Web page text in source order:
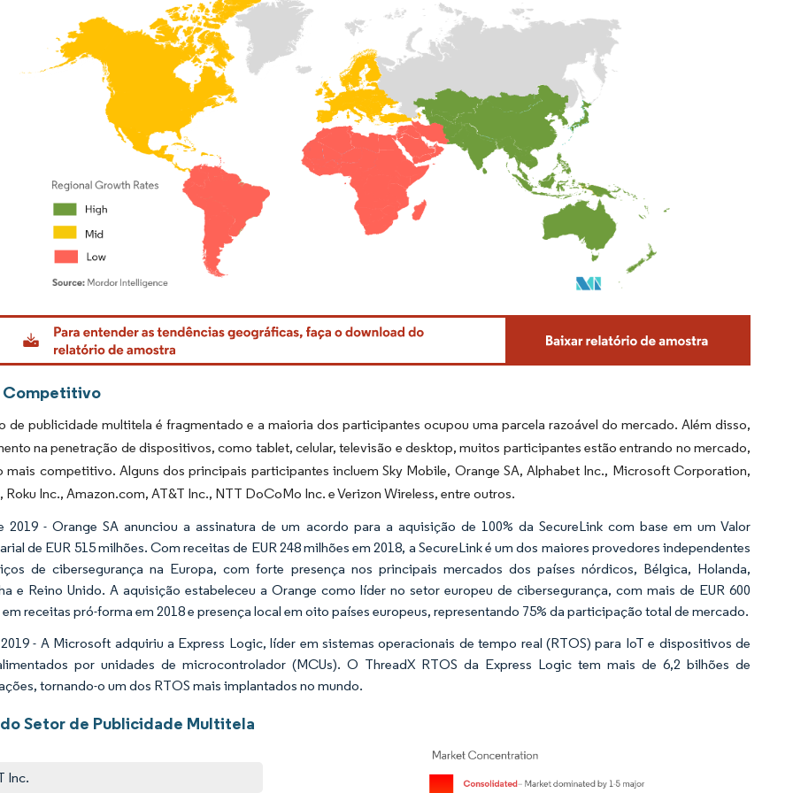
Intelligence. O reuso requer atribuição conforme CC BY 4.0.
Competitivo
de publicidade multitela é fragmentado e a maioria dos participantes ocupou uma parcela razoável do mercado. Além disso,
na penetração de dispositivos, como tablet, celular, televisão e desktop, muitos participantes estão entrando no mercado,
mais competitivo. Alguns dos principais participantes incluem Sky Mobile, Orange SA, Alphabet Inc., Microsoft Corporation,
Roku Inc., Amazon.com, AT&T Inc., NTT DoCoMo Inc. e Verizon Wireless, entre outros.
2019 - Orange SA anunciou a assinatura de um acordo para a aquisição de 100% da SecureLink com base em um Valor
de EUR 515 milhões. Com receitas de EUR 248 milhões em 2018, a SecureLink é um dos maiores provedores independentes
de cibersegurança na Europa, com forte presença nos principais mercados dos países nórdicos, Bélgica, Holanda,
e Reino Unido. A aquisição estabeleceu a Orange como líder no setor europeu de cibersegurança, com mais de EUR 600
receitas pró-forma em 2018 e presença local em oito países europeus, representando 75% da participação total de mercado.
- A Microsoft adquiriu a Express Logic, líder em sistemas operacionais de tempo real (RTOS) para IoT e dispositivos de
por unidades de microcontrolador (MCUs). O ThreadX RTOS da Express Logic tem mais de 6,2 bilhões de
tornando-o um dos RTOS mais implantados no mundo.
Setor de Publicidade Multitela
Inc.